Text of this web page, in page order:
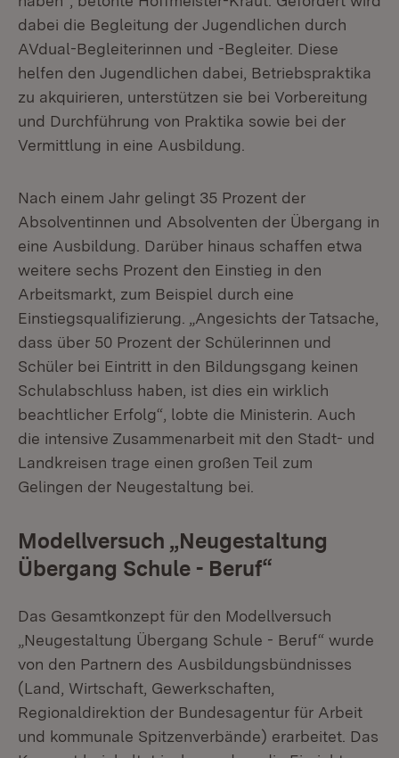
dabei die Begleitung der Jugendlichen durch
AVdual-Begleiterinnen und -Begleiter. Diese
helfen den Jugendlichen dabei, Betriebspraktika
zu akquirieren, unterstützen sie bei Vorbereitung
und Durchführung von Praktika sowie bei der
Vermittlung in eine Ausbildung.
Nach einem Jahr gelingt 35 Prozent der
Absolventinnen und Absolventen der Übergang in
eine Ausbildung. Darüber hinaus schaffen etwa
weitere sechs Prozent den Einstieg in den
Arbeitsmarkt, zum Beispiel durch eine
Einstiegsqualifizierung. „Angesichts der Tatsache,
dass über 50 Prozent der Schülerinnen und
Schüler bei Eintritt in den Bildungsgang keinen
Schulabschluss haben, ist dies ein wirklich
beachtlicher Erfolg“, lobte die Ministerin. Auch
die intensive Zusammenarbeit mit den Stadt- und
Landkreisen trage einen großen Teil zum
Gelingen der Neugestaltung bei.
Modellversuch „Neugestaltung
Übergang Schule - Beruf“
Das Gesamtkonzept für den Modellversuch
„Neugestaltung Übergang Schule - Beruf“ wurde
von den Partnern des Ausbildungsbündnisses
(Land, Wirtschaft, Gewerkschaften,
Regionaldirektion der Bundesagentur für Arbeit
und kommunale Spitzenverbände) erarbeitet. Das